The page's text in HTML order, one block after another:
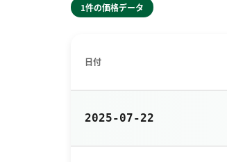
1件の価格データ
日付
2025-07-22